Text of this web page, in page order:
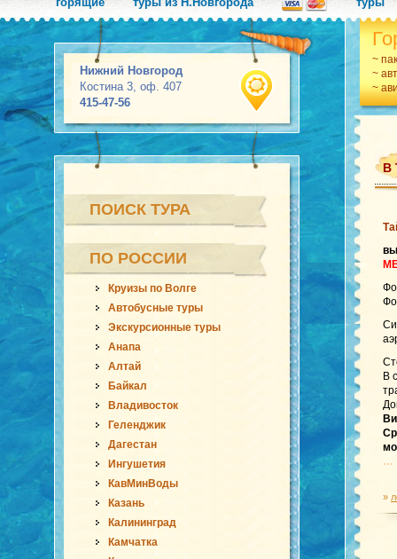
Нижний Новгород
Костина 3, оф. 407
415-47-56
~
~
~
ПОИСК ТУРА
ПО РОССИИ
Круизы по Волге
Автобусные туры
Экскурсионные туры
Анапа
Алтай
Байкал
Владивосток
Геленджик
Дагестан
Ингушетия
КавМинВоды
Казань
Калининград
Камчатка
В
В
…
»